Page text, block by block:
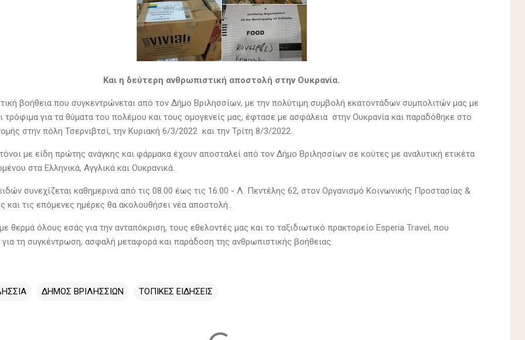
Και η δεύτερη ανθρωπιστική αποστολή στην Ουκρανία.
βοήθεια που συγκεντρώνεται από τον Δήμο Βριλησσίων, με την πολύτιμη συμβολή εκατοντάδων συμπολιτών μας με
τρόφιμα για τα θύματα του πολέμου και τους ομογενείς μας, έφτασε με ασφάλεια στην Ουκρανία και παραδόθηκε στο
στην πόλη Τσερνιβτσί, την Κυριακή 6/3/2022 και την Τρίτη 8/3/2022.
με είδη πρώτης ανάγκης και φάρμακα έχουν αποσταλεί από τον Δήμο Βριλησσίων σε κούτες με αναλυτική ετικέτα
στα Ελληνικά, Αγγλικά και Ουκρανικά.
συνεχίζεται καθημερινά από τις 08.00 έως τις 16.00 - Λ. Πεντέλης 62, στον Οργανισμό Κοινωνικής Προστασίας &
και τις επόμενες ημέρες θα ακολουθήσει νέα αποστολή..
θερμά όλους εσάς για την ανταπόκριση, τους εθελοντές μας και το ταξιδιωτικό πρακτορείο Esperia Travel, που
για τη συγκέντρωση, ασφαλή μεταφορά και παράδοση της ανθρωπιστικής βοήθειας.
ΔΗΜΟΣ ΒΡΙΛΗΣΣΙΩΝ ΤΟΠΙΚΕΣ ΕΙΔΗΣΕΙΣ